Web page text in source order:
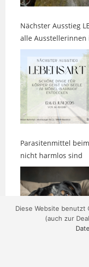
Nächster Ausstieg
Parasitenmittel
Zwischen den
Diese Website benutzt
(auch zur